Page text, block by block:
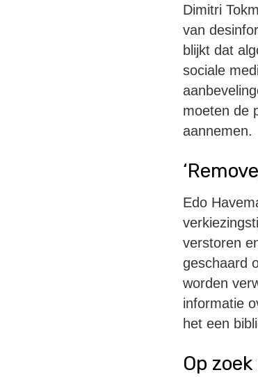
Dimitri
van
blijkt dat
sociale
moeten de
aannemen.
Edo
verstoren
geschaard
worden
informatie
het een
Op